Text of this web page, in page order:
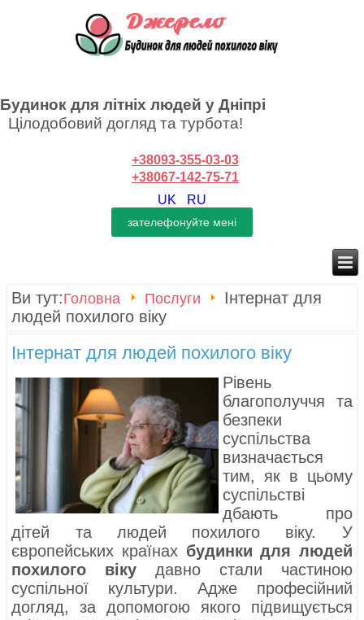
Будинок для літніх людей у Дніпрі
Цілодобовий догляд та турбота!
+38093-355-03-03
+38067-142-75-71
UK
RU
Ви тут:Головна Послуги
Інтернат для
людей похилого віку
Інтернат для людей похилого віку
Рівень
благополуччя та
безпеки
суспільства
визначається
тим, як в цьому
суспільстві
дбають про
дітей та людей похилого віку. У
європейських країнах будинки для людей
похилого віку давно стали частиною
суспільної культури. Адже професійний
догляд, за допомогою якого підвищується